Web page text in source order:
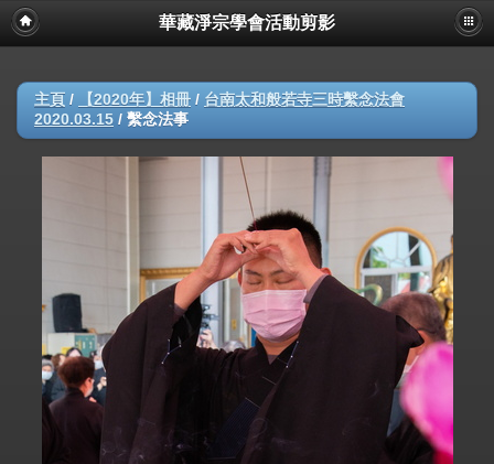
華藏淨宗學會活動剪影
主頁 / 【2020年】相冊 / 台南太和般若寺三時繫念法會
2020.03.15 / 繫念法事